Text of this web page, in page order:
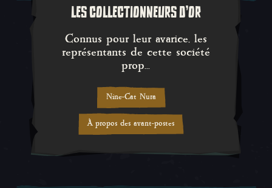
LES COLLECTIONNEURS D'OR
Connus pour leur avarice, les
représentants de cette société
prop...
Connus pour leur avarice, les
Nine-Cat Nura
À propos des avant-postes